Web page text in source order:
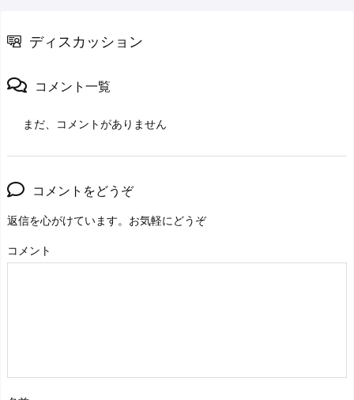
ディスカッション
コメント一覧
まだ、コメントがありません
コメントをどうぞ
返信を心がけています。お気軽にどうぞ
コメント